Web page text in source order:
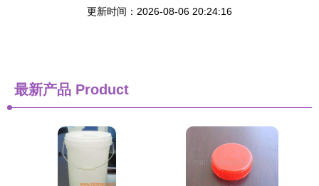
更新时间：2026-08-06 20:24:16
最新产品 Product